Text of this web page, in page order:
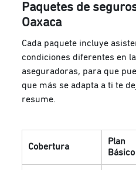
Paquetes de
Oaxaca
Cada paquete incluye
condiciones diferentes en
aseguradoras, para que
que más se adapta a ti te
resume.
Cobertura
Plan
Básico